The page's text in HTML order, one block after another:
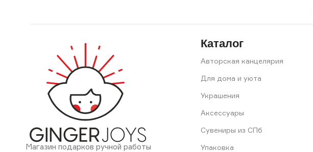
Магазин подарков ручной работы
Каталог
Авторская канцелярия
Для дома и уюта
Украшения
Аксессуары
Сувениры из СПб
Упаковка